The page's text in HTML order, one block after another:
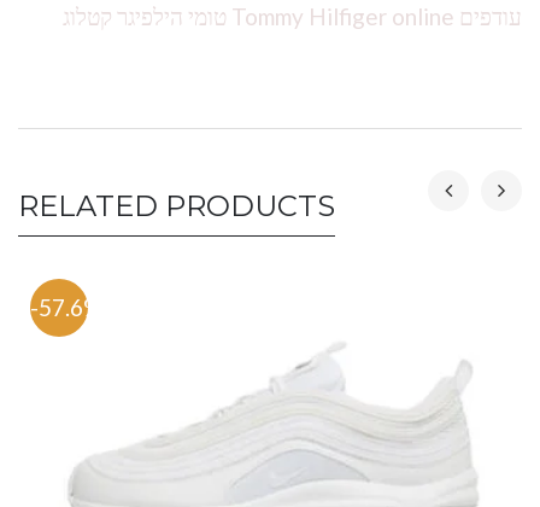
עודפים Tommy Hilfiger online טומי הילפיגר קטלוג
RELATED PRODUCTS
-57.6%